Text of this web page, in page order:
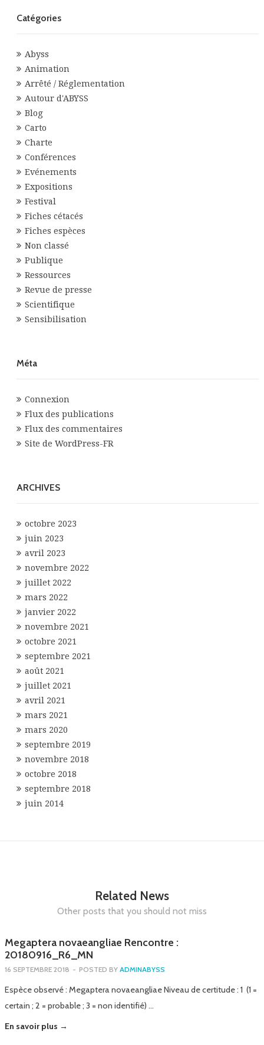
Catégories
Abyss
Animation
Arrêté / Réglementation
Autour d'ABYSS
Blog
Carto
Charte
Conférences
Evénements
Expositions
Festival
Fiches cétacés
Fiches espèces
Non classé
Publique
Ressources
Revue de presse
Scientifique
Sensibilisation
Méta
Connexion
Flux des publications
Flux des commentaires
Site de WordPress-FR
ARCHIVES
octobre 2023
juin 2023
avril 2023
novembre 2022
juillet 2022
mars 2022
janvier 2022
novembre 2021
octobre 2021
septembre 2021
août 2021
juillet 2021
avril 2021
mars 2021
mars 2020
septembre 2019
novembre 2018
octobre 2018
septembre 2018
juin 2014
Related News
Other posts that you should not miss
Megaptera novaeangliae Rencontre :
20180916_R6_MN
16 SEPTEMBRE 2018 - POSTED BY ADMINABYSS
Espèce observé : Megaptera novaeangliae Niveau de certitude : 1 (1 =
certain ; 2 = probable ; 3 = non identifié) …
En savoir plus →